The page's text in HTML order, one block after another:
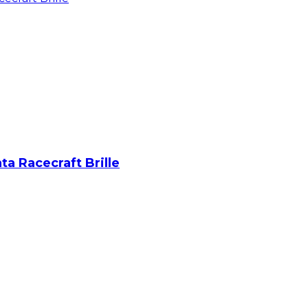
Racecraft Brille